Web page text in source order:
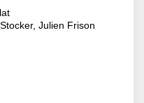
Julien Frison